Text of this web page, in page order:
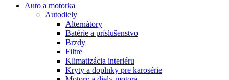
Auto a motorka
Autodiely
Alternátory
Batérie a príslušenstvo
Brzdy
Filtre
Klimatizácia interiéru
Kryty a doplnky pre karosérie